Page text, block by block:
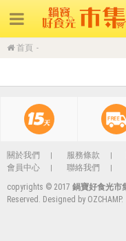
首頁
關於我們 服務條款
會員中心
聯絡我們
copyrights © 2017 鍋寶好食光市
Reserved. Designed by OZCHAMP.
熱門搜尋
聚油不沾鍋
珍珠粗吸管杯